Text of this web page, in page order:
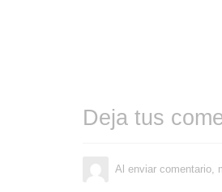
Deja tus
Al enviar comentario,